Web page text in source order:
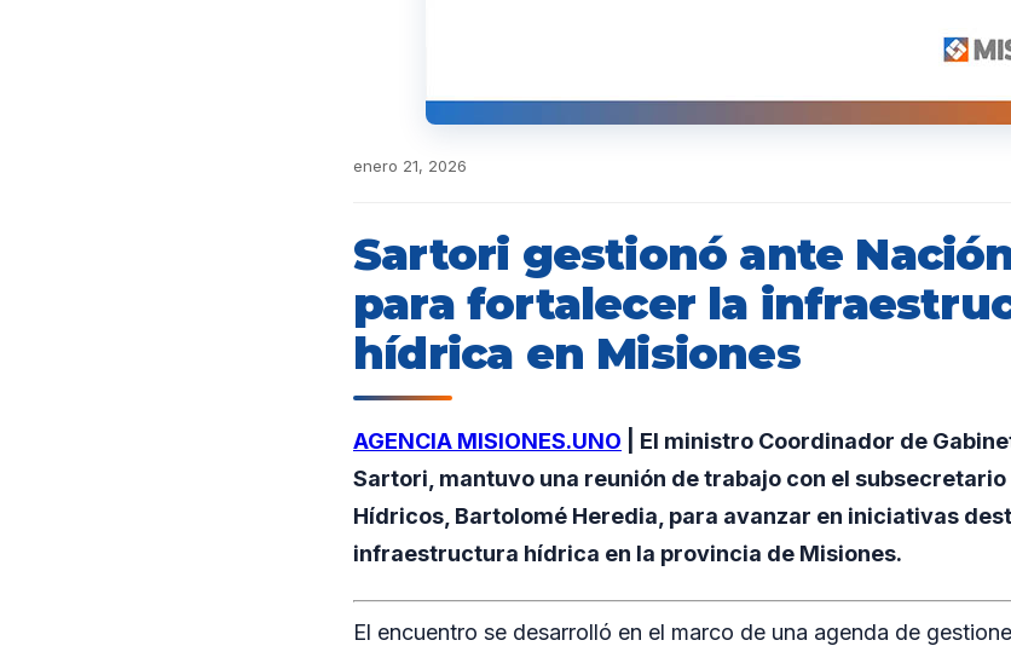
enero 21, 2026
Sartori gestionó ante
para fortalecer la
hídrica en Misiones
AGENCIA MISIONES.UNO | El ministro Coordinador de
Sartori, mantuvo una reunión de trabajo con el
Hídricos, Bartolomé Heredia, para avanzar en iniciativas
infraestructura hídrica en la provincia de Misiones.
El encuentro se desarrolló en el marco de una agenda de